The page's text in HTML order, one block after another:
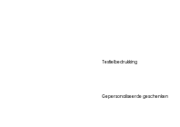
Textielbedrukking
Gepersonaliseerde geschenken